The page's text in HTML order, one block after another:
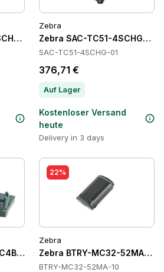
01 Batteries
Zebra
Zebra SAC-TC51-4SCHG-01
SAC-TC51-4SCHG-01
376,71 €
Auf Lager
Kostenloser Versand
heute
Delivery in 3 days
01 Cradles
22%
Zebra
Zebra BTRY-MC32-52MA-10
BTRY-MC32-52MA-10